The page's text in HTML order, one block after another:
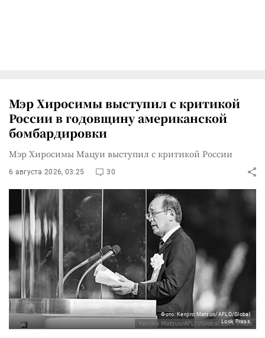
Мэр Хиросимы выступил с критикой
России в годовщину американской
бомбардировки
Мэр Хиросимы Мацуи выступил с критикой России
6 августа 2026, 03:25 30
Фото: Kenjiro Matsuo/AFLO/Global
Look Press